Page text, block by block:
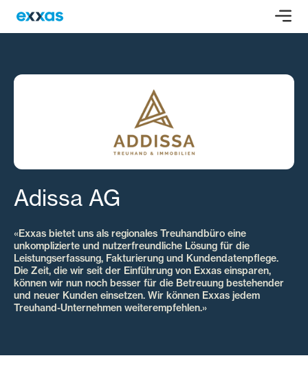
Adissa AG
«Exxas bietet uns als regionales Treuhandbüro eine
unkomplizierte und nutzerfreundliche Lösung für die
Leistungserfassung, Fakturierung und Kundendatenpflege.
Die Zeit, die wir seit der Einführung von Exxas einsparen,
können wir nun noch besser für die Betreuung bestehender
und neuer Kunden einsetzen. Wir können Exxas jedem
Treuhand-Unternehmen weiterempfehlen.»